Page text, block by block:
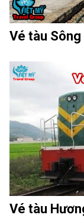
Vé tàu
Vé tàu